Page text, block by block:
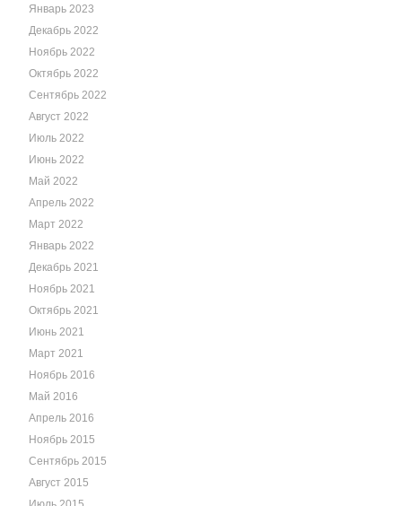
Январь 2023
Декабрь 2022
Ноябрь 2022
Октябрь 2022
Сентябрь 2022
Август 2022
Июль 2022
Июнь 2022
Май 2022
Апрель 2022
Март 2022
Январь 2022
Декабрь 2021
Ноябрь 2021
Октябрь 2021
Июнь 2021
Март 2021
Ноябрь 2016
Май 2016
Апрель 2016
Ноябрь 2015
Сентябрь 2015
Август 2015